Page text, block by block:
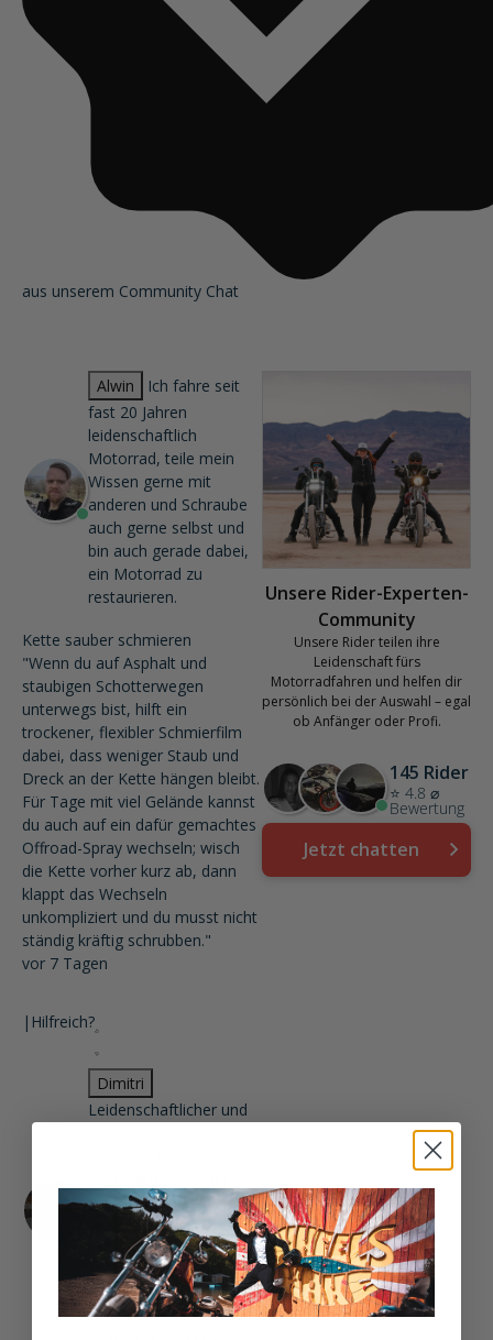
aus unserem Community Chat
Alwin
Ich fahre seit
fast 20 Jahren
leidenschaftlich
Motorrad, teile mein
Wissen gerne mit
anderen und Schraube
auch gerne selbst und
bin auch gerade dabei,
ein Motorrad zu
restaurieren.
Kette sauber schmieren
"Wenn du auf Asphalt und
staubigen Schotterwegen
unterwegs bist, hilft ein
trockener, flexibler Schmierfilm
dabei, dass weniger Staub und
Dreck an der Kette hängen bleibt.
Für Tage mit viel Gelände kannst
du auch auf ein dafür gemachtes
Offroad-Spray wechseln; wisch
die Kette vorher kurz ab, dann
klappt das Wechseln
unkompliziert und du musst nicht
ständig kräftig schrubben."
vor 7 Tagen
| Hilfreich?
Dimitri
Leidenschaftlicher und
Fahrspaß und eine
vorausschauende
Fahrweise.
Motorradfahren ist für
mich nicht nur ein
Hobby, sondern echte
Unsere Rider-Experten-
Community
Unsere Rider teilen ihre
Leidenschaft fürs
Motorradfahren und helfen dir
persönlich bei der Auswahl – egal
ob Anfänger oder Profi.
145 Rider
⭐ 4.8 ⌀
Bewertung
Jetzt chatten